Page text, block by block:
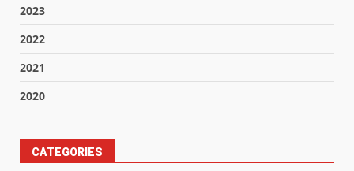
2023
2022
2021
2020
CATEGORIES